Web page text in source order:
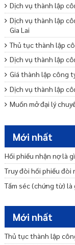
Dịch vụ thành lập
Dịch vụ thành lập
Gia Lai
Thủ tục thành lập
Dịch vụ thành lập
Giá thành lập công
Dịch vụ thành lập
Muốn mở đại lý
Lệ phí đăng ký
Thủ tục mở chi
Dịch vụ thành lập
Dịch vụ thành lập
Mới nhất
Hối phiếu nhận nợ là
Truy đòi hối phiếu đòi
Tấm séc (chứng từ) là
Mới nhất
Thủ tục thành lập